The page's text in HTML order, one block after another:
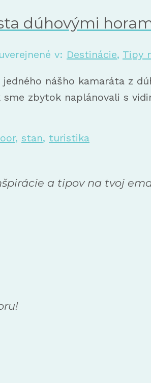
dúhovými
uverejnené v: Destinácie, Tipy
nášho kamaráta z
zbytok naplánovali s
, stan, turistika
a tipov na tvoj